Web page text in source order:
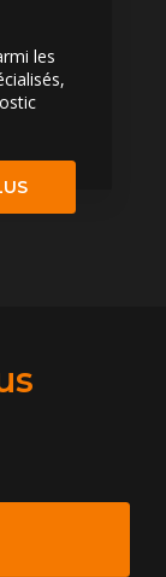
les